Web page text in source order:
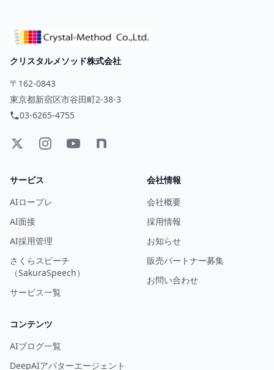
クリスタルメソッド株式会社
〒162-0843
東京都新宿区市谷田町2-38-3
03-6265-4755
サービス
AIロープレ
AI面接
AI採用管理
さくらスピーチ
（SakuraSpeech）
サービス一覧
会社情報
会社概要
採用情報
お知らせ
販売パートナー募集
お問い合わせ
コンテンツ
AIブログ一覧
DeepAIアバターエージェント